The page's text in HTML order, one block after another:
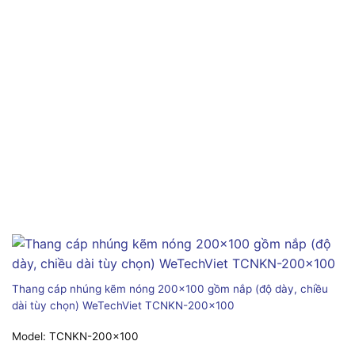
Thang cáp nhúng kẽm nóng 200×100 gồm nắp (độ dày, chiều
dài tùy chọn) WeTechViet TCNKN-200×100
Model: TCNKN-200x100